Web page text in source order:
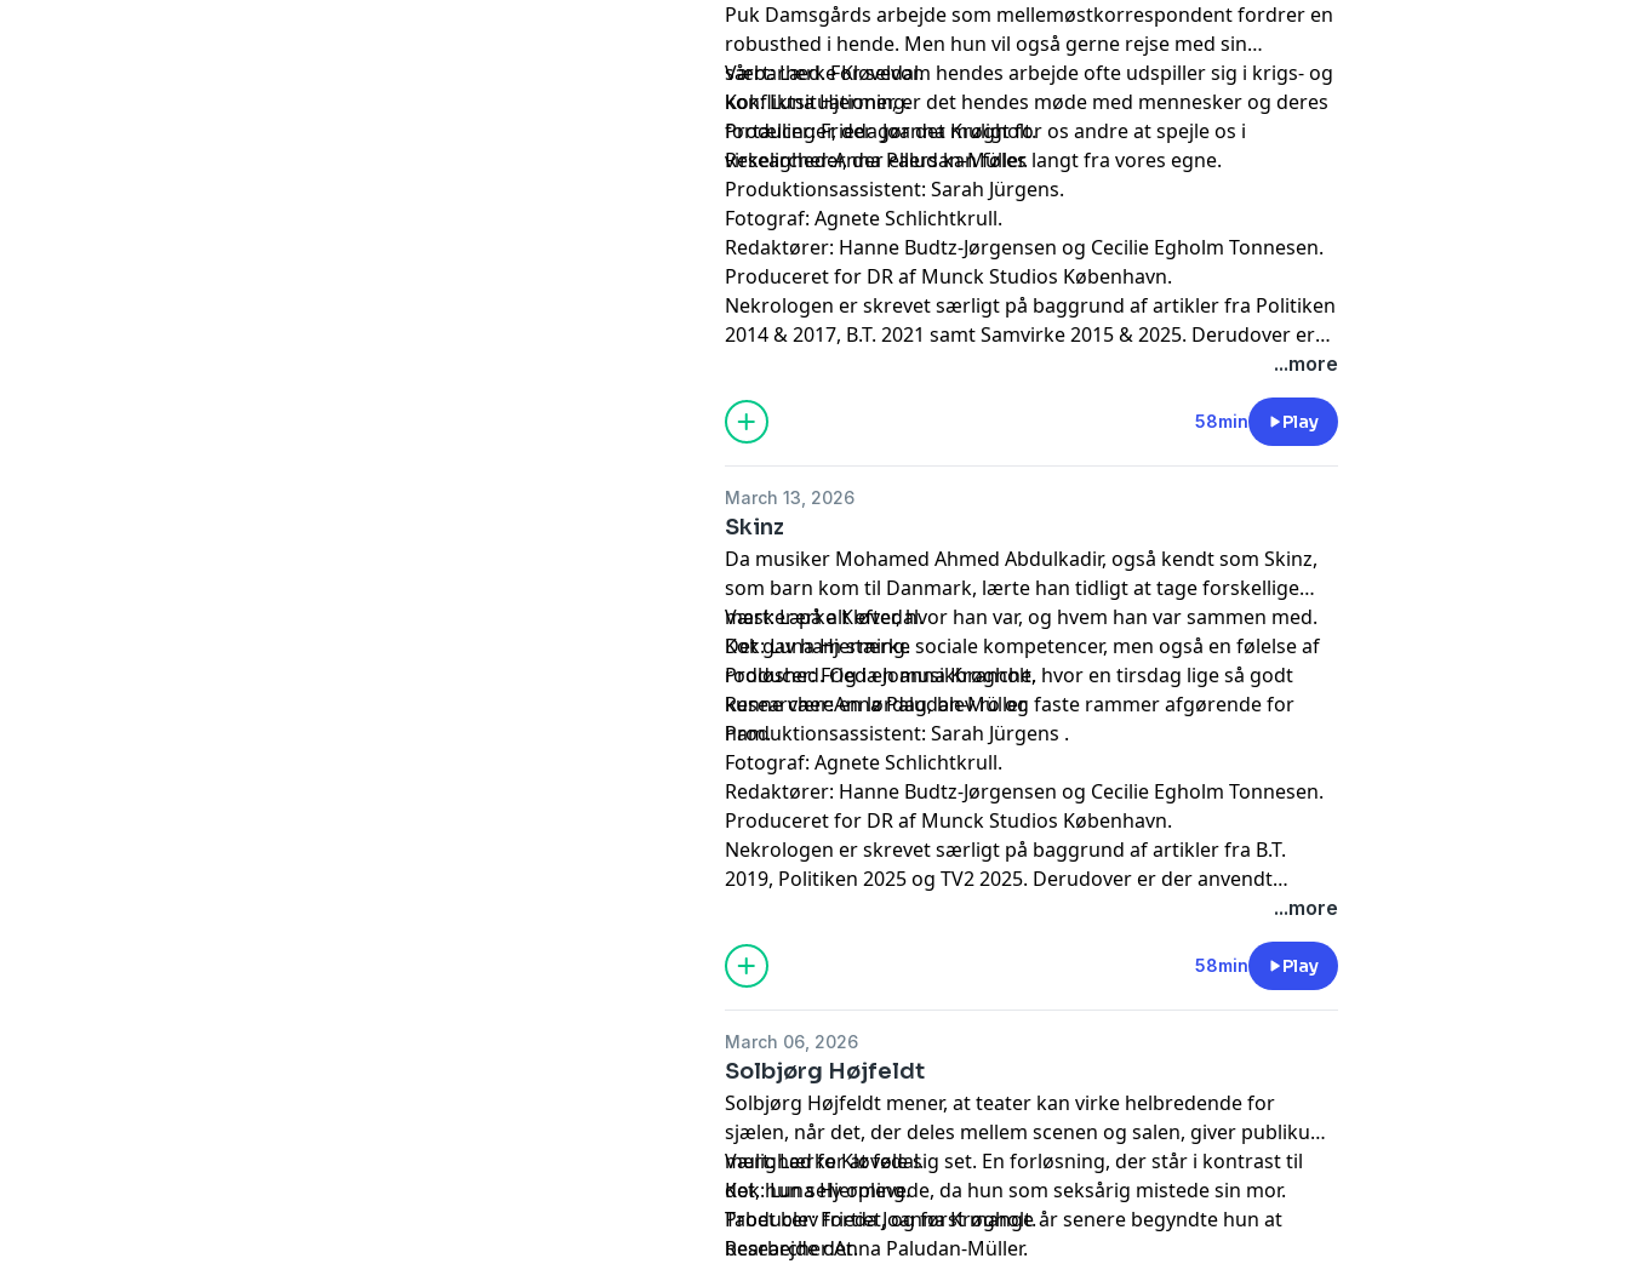
Puk Damsgårds arbejde som mellemøstkorrespondent fordrer en
robusthed i hende. Men hun vil også gerne rejse med sin
sårbarhed. For selvom hendes arbejde ofte udspiller sig i krigs- og
konfliktsituationer, er det hendes møde med mennesker og deres
fortællinger, der gør det muligt for os andre at spejle os i
virkeligheder, der ellers kan føles langt fra vores egne.
Vært: Lærke Kløvedal.
Kok: Luna Hjerming.
Producer: Frieda Joanna Krøgholt.
Researcher:Anna Paludan-Müller.
Produktionsassistent: Sarah Jürgens.
Fotograf: Agnete Schlichtkrull.
Redaktører: Hanne Budtz-Jørgensen og Cecilie Egholm Tonnesen.
Produceret for DR af Munck Studios København.
Nekrologen er skrevet særligt på baggrund af artikler fra Politiken
2014 & 2017, B.T. 2021 samt Samvirke 2015 & 2025. Derudover er
JydskeVestkysten 2018, DR 2011 & 2016, Femina 2015 & 2019,
Kristeligt Dagblad 2019, Danmarks Biblioteksforening 2015 samt
Kino 2019.
...more
58min Play
March 13, 2026
Skinz
Da musiker Mohamed Ahmed Abdulkadir, også kendt som Skinz,
som barn kom til Danmark, lærte han tidligt at tage forskellige
masker på alt efter, hvor han var, og hvem han var sammen med.
Det gav ham stærke sociale kompetencer, men også en følelse af
rodløshed. Og i en musikbranche, hvor en tirsdag lige så godt
kunne være en lørdag, blev ro og faste rammer afgørende for
ham.
Vært: Lærke Kløvedal.
Kok: Luna Hjerming.
Producer: Frieda Joanna Krøgholt.
Researcher:Anna Paludan-Müller.
Produktionsassistent: Sarah Jürgens .
Fotograf: Agnete Schlichtkrull.
Redaktører: Hanne Budtz-Jørgensen og Cecilie Egholm Tonnesen.
Produceret for DR af Munck Studios København.
Nekrologen er skrevet særligt på baggrund af artikler fra B.T.
2019, Politiken 2025 og TV2 2025. Derudover er der anvendt
artikler fra DR 2018, Give Avis 2019, Gaffa 2014 & 2018 og Her & Nu
2025 samt citeret fra hans medvirken i podcasten BÅLSNAK.
...more
58min Play
March 06, 2026
Solbjørg Højfeldt
Solbjørg Højfeldt mener, at teater kan virke helbredende for
sjælen, når det, der deles mellem scenen og salen, giver publikum
mulighed for at føle sig set. En forløsning, der står i kontrast til
det, hun selv oplevede, da hun som seksårig mistede sin mor.
Tabet blev fortiet, og først mange år senere begyndte hun at
bearbejde det.
Vært: Lærke Kløvedal.
Kok: Luna Hjerming.
Producer: Frieda Joanna Krøgholt.
Researcher:Anna Paludan-Müller.